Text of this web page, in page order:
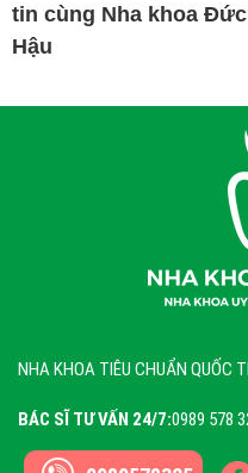
tin cùng Nha khoa Đức
Hậu
NHA KHOA TIÊU CHUẨN QUỐC
BÁC SĨ TƯ VẤN 24/7:0989 578